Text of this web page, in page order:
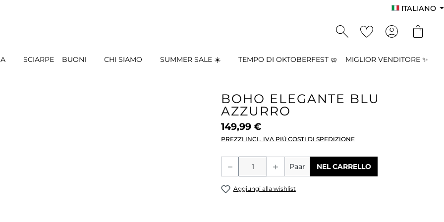
ITALIANO
SCIARPE BUONI CHI SIAMO SUMMER SALE ☀️ TEMPO DI OKTOBERFEST 🥨 MIGLIOR VENDITORE ✨
BOHO ELEGANTE BLU
AZZURRO
149,99 €
PREZZI INCL. IVA PIÙ COSTI DI SPEDIZIONE
Quantità del prodotto: inserisci la
Paar NEL CARRELLO
Aggiungi alla wishlist